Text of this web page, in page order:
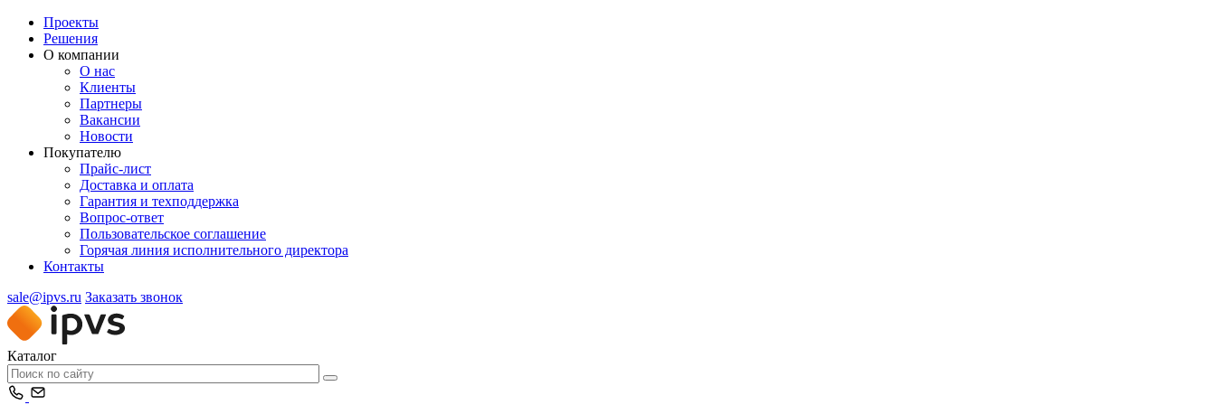
Проекты
Решения
О компании
О нас
Клиенты
Партнеры
Вакансии
Новости
Покупателю
Прайс-лист
Доставка и оплата
Гарантия и техподдержка
Вопрос-ответ
Пользовательское соглашение
Горячая линия исполнительного директора
Контакты
sale@ipvs.ru Заказать звонок
Каталог